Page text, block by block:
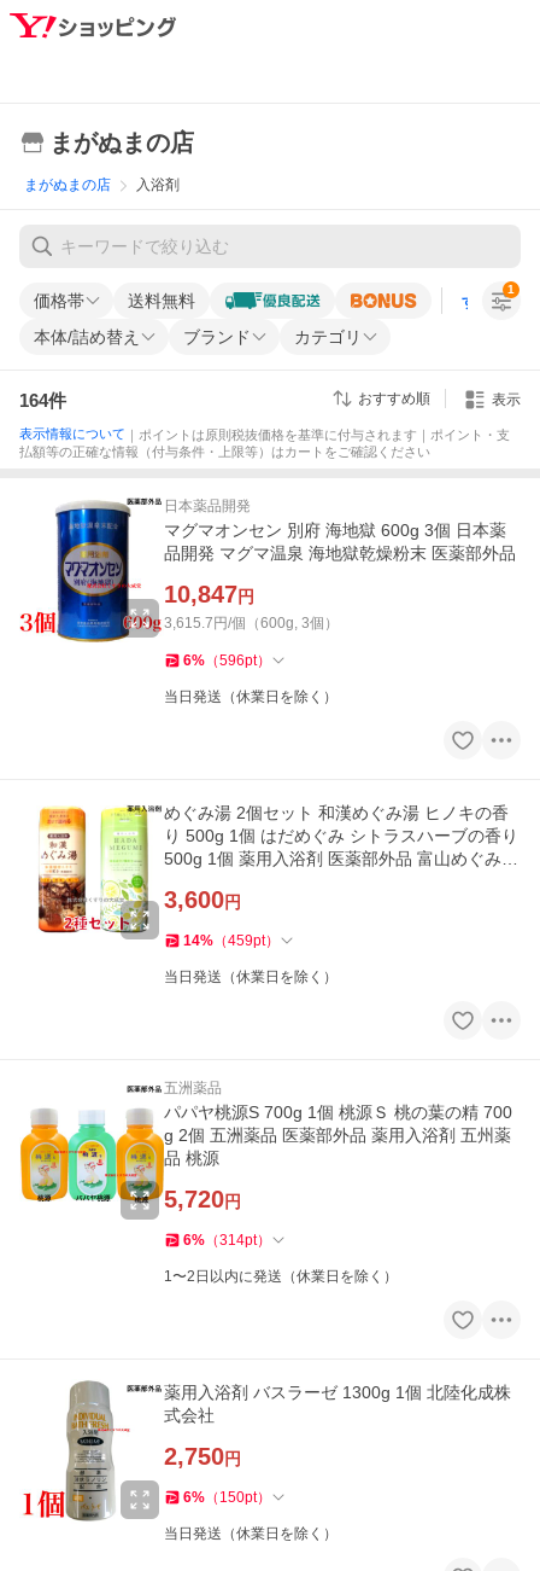
まがぬまの店
まがぬまの店 入浴剤
価格帯 送料無料 すべての条
本体/詰め替え ブランド カテゴリ
1
164件 おすすめ順 表示
表示情報について ｜ポイントは原則税抜価格を基準に付与されます｜ポイント・支
払額等の正確な情報（付与条件・上限等）はカートをご確認ください
日本薬品開発
マグマオンセン 別府 海地獄 600g 3個 日本薬
品開発 マグマ温泉 海地獄乾燥粉末 医薬部外品
10,847円
3,615.7円/個（600g, 3個）
6% （596pt）
当日発送（休業日を除く）
めぐみ湯 2個セット 和漢めぐみ湯 ヒノキの香
り 500g 1個 はだめぐみ シトラスハーブの香り
500g 1個 薬用入浴剤 医薬部外品 富山めぐみ製
3,600円
14% （459pt）
当日発送（休業日を除く）
五洲薬品
パパヤ桃源S 700g 1個 桃源Ｓ 桃の葉の精 700
g 2個 五洲薬品 医薬部外品 薬用入浴剤 五州薬
品 桃源
5,720円
6% （314pt）
1〜2日以内に発送（休業日を除く）
薬用入浴剤 バスラーゼ 1300g 1個 北陸化成株
式会社
2,750円
6% （ 150pt）
当日発送（休業日を除く）